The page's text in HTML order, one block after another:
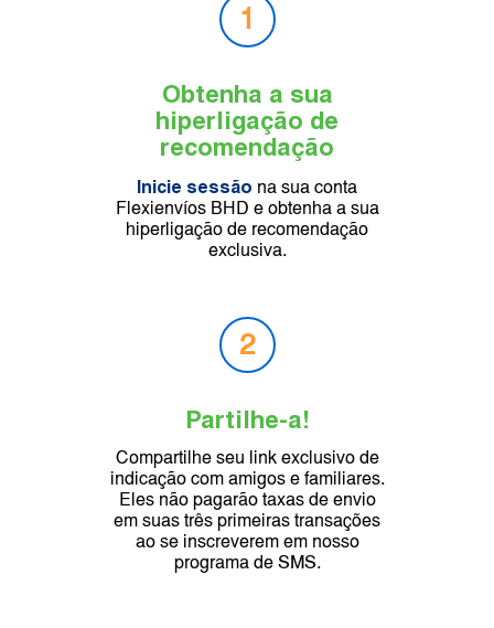
1
Obtenha a sua
hiperligação de
recomendação
Inicie sessão na sua conta
Flexienvíos BHD e obtenha a sua
hiperligação de recomendação
exclusiva.
2
Partilhe-a!
Compartilhe seu link exclusivo de
indicação com amigos e familiares.
Eles não pagarão taxas de envio
em suas três primeiras transações
ao se inscreverem em nosso
programa de SMS.